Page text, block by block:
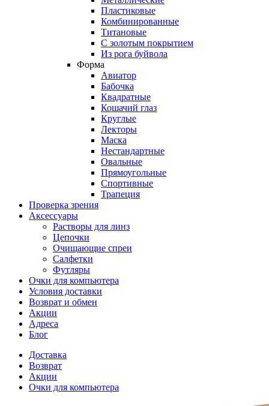
Пластиковые
Комбинированные
Титановые
С золотым покрытием
Из рога буйвола
Форма
Авиатор
Бабочка
Квадратные
Кошачий глаз
Круглые
Лекторы
Маска
Нестандартные
Овальные
Прямоугольные
Спортивные
Трапеция
Проверка зрения
Аксессуары
Растворы для линз
Цепочки
Очищающие спреи
Салфетки
Футляры
Очки для компьютера
Условия доставки
Возврат и обмен
Акции
Адреса
Блог
Доставка
Возврат
Акции
Очки для компьютера